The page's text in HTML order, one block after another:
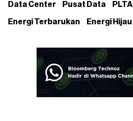
Data Center Pusat Data PLTA
Energi Terbarukan Energi Hijau